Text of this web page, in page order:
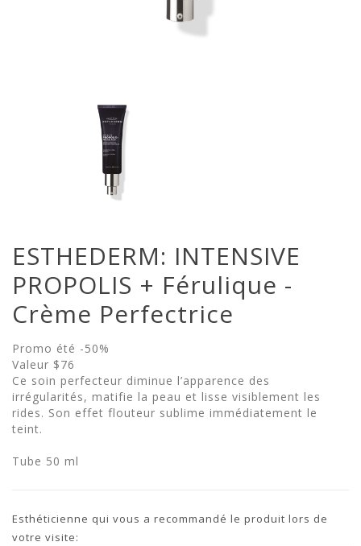
ESTHEDERM: INTENSIVE
PROPOLIS + Férulique -
Crème Perfectrice
Promo été -50%
Valeur $76
Ce soin perfecteur diminue l’apparence des
irrégularités, matifie la peau et lisse visiblement les
rides. Son effet flouteur sublime immédiatement le
teint.
Tube 50 ml
Esthéticienne qui vous a recommandé le produit lors de
votre visite: